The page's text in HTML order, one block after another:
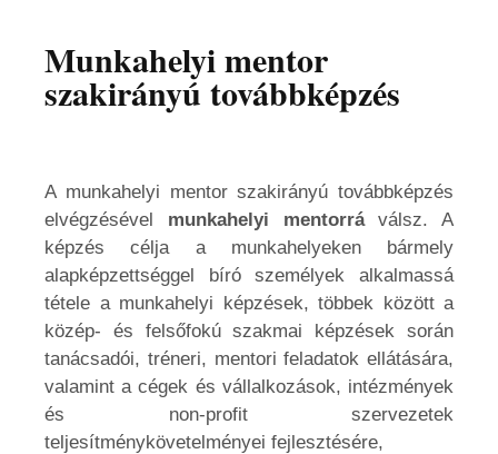
Munkahelyi mentor
szakirányú továbbképzés
A munkahelyi mentor szakirányú továbbképzés
elvégzésével munkahelyi mentorráválsz. A
képzés célja a munkahelyeken bármely
alapképzettséggel bíró személyek alkalmassá
tétele a munkahelyi képzések, többek között a
közép- és felsőfokú szakmai képzések során
tanácsadói, tréneri, mentori feladatok ellátására,
valamint a cégek és vállalkozások, intézmények
és non-profit szervezetek
teljesítménykövetelményei fejlesztésére,